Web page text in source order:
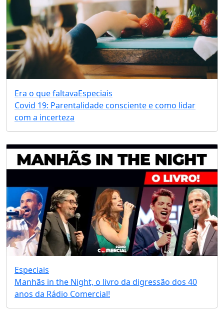
Era o que faltavaEspeciais
Covid 19: Parentalidade consciente e como lidar
com a incerteza
Especiais
Manhãs in the Night, o livro da digressão dos 40
anos da Rádio Comercial!